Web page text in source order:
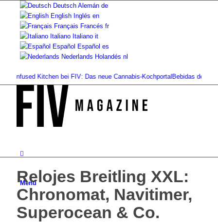
Deutsch Alemán de
English Inglés en
Français Francés fr
Italiano Italiano it
Español Español es
Nederlands Holandés nl
Kitchen bei FIV: Das neue Cannabis-KochportalBebidas de cannabis:
Menú
Relojes Breitling XXL:
Chronomat, Navitimer,
Superocean & Co.